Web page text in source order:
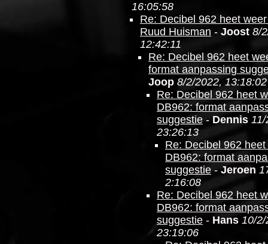
16:05:58
Re: Decibel 962 heet
Ruud Huisman - Joost 8/
12:42:11
Re: Decibel 962 heet
format aanpassing
Joop 8/2/2022, 13:18:02
Re: Decibel 962 heet
DB962: format
suggestie - Dennis
23:26:13
Re: Decibel 962
DB962: format
suggestie - Jeroen
2:16:08
Re: Decibel 962 heet
DB962: format
suggestie - Hans 10/2/
23:19:06